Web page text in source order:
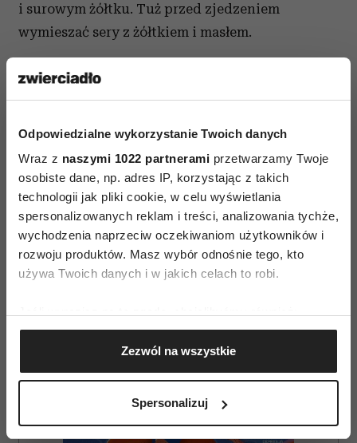
Odpowiedzialne wykorzystanie Twoich danych
Wraz z naszymi 1022 partnerami przetwarzamy Twoje
osobiste dane, np. adres IP, korzystając z takich
technologii jak pliki cookie, w celu wyświetlania
spersonalizowanych reklam i treści, analizowania tychże,
wychodzenia naprzeciw oczekiwaniom użytkowników i
rozwoju produktów. Masz wybór odnośnie tego, kto
używa Twoich danych i w jakich celach to robi.
Gromadzić dane dotyczące Twojej lokalizacji
geograficznej z dokładnością nawet do kilku metrów
Identyfikować Twoje urządzenie, aktywnie
(fingerprinting, czyli wirtualny odcisk palca)
Zezwól na wszystkie
Spersonalizuj
i surowym żółtku. Tuż przed zjedzeniem
wymieszać sery z żółtkiem i masłem.
AUTOPROMOCJA